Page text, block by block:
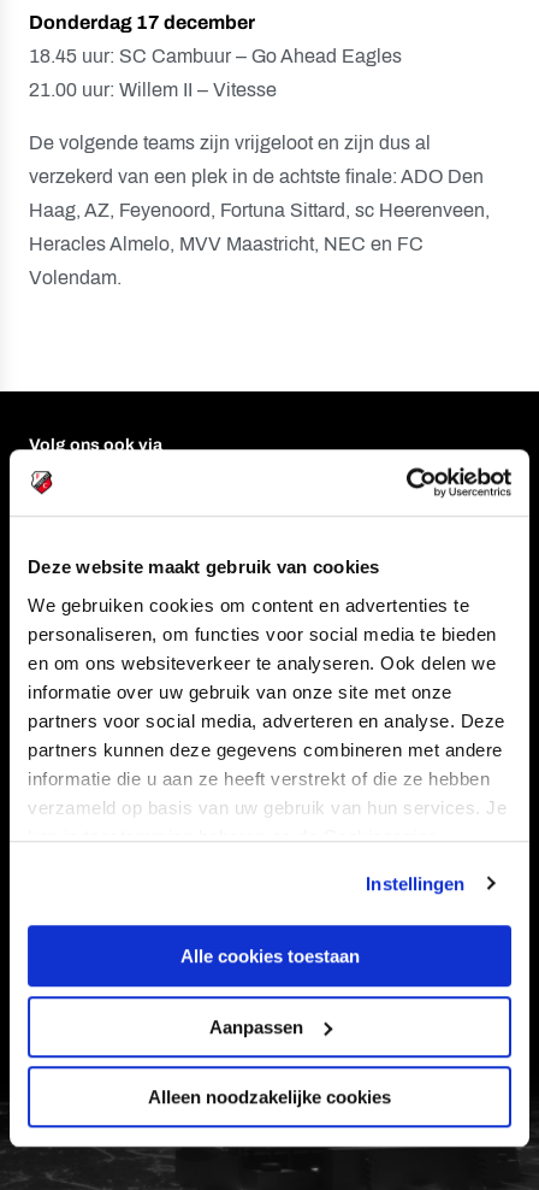
Deze website maakt gebruik van cookies
We gebruiken cookies om content en advertenties te
personaliseren, om functies voor social media te bieden
en om ons websiteverkeer te analyseren. Ook delen we
informatie over uw gebruik van onze site met onze
partners voor social media, adverteren en analyse. Deze
partners kunnen deze gegevens combineren met andere
informatie die u aan ze heeft verstrekt of die ze hebben
verzameld op basis van uw gebruik van hun services. Je
kan je toestemming beheren op de Cookiepagina.
Instellingen
Alle cookies toestaan
Aanpassen
Alleen noodzakelijke cookies
Donderdag 17 december
18.45 uur: SC Cambuur – Go Ahead Eagles
21.00 uur: Willem II – Vitesse
De volgende teams zijn vrijgeloot en zijn dus al
verzekerd van een plek in de achtste finale: ADO Den
Haag, AZ, Feyenoord, Fortuna Sittard, sc Heerenveen,
Heracles Almelo, MVV Maastricht, NEC en FC
Volendam.
Volg ons ook via
Navigeer naar
CLUB
STADION
SUPPORTERS
FOUNDATION
KAARTVERKOOP
BUSINESS
VEELGESTELDE VRAGEN
WERKEN BIJ
FC Utrecht<br>vanuit<br>het